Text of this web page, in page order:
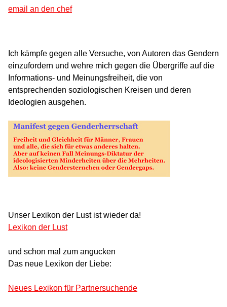
email an den chef
Ich kämpfe gegen alle Versuche, von Autoren das Gendern
einzufordern und wehre mich gegen die Übergriffe auf die
Informations- und Meinungsfreiheit, die von
entsprechenden soziologischen Kreisen und deren
Ideologien ausgehen.
Unser Lexikon der Lust ist wieder da!
Lexikon der Lust
und schon mal zum angucken
Das neue Lexikon der Liebe:
Neues Lexikon für Partnersuchende